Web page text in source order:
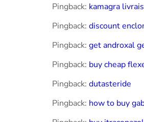
Pingback: kamagra
Pingback: discount
Pingback: get androxal
Pingback: buy cheap
Pingback: dutasteride
Pingback: how to buy